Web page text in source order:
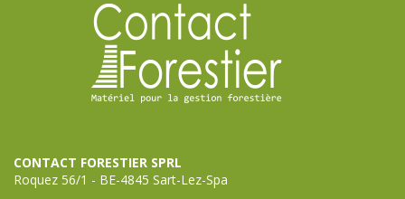
CONTACT FORESTIER SPRL
Roquez 56/1 - BE-4845 Sart-Lez-Spa